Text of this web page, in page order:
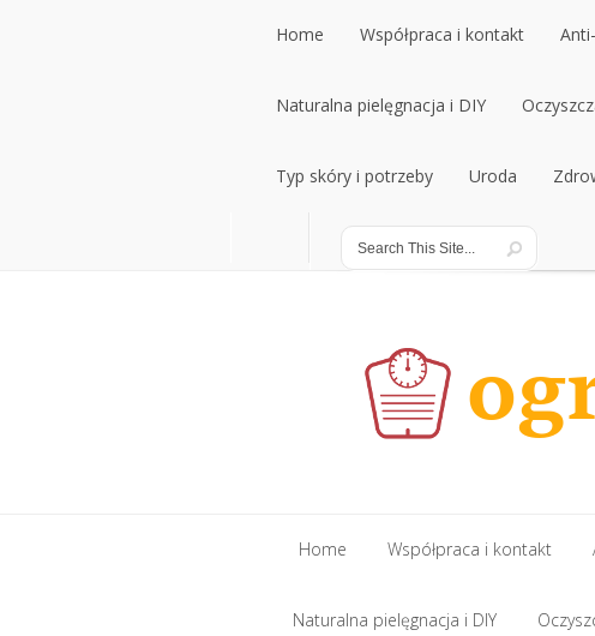
Home
Home
Współpraca i kontakt
Współpraca i kontakt
Naturalna pielęgnacja i DIY
Naturalna pielęgnacja i DIY
Typ skóry i potrzeby
Typ skóry i potrzeby
Uroda
Uroda
Home
Home
Współpraca i kontakt
Współpraca i kontakt
Naturalna pielęgnacja i DIY